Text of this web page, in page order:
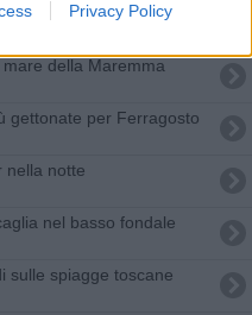
Privacy Policy
le aperture
della Maremma
gettonate per Ferragosto
nella notte
nel basso fondale
sulle spiagge toscane